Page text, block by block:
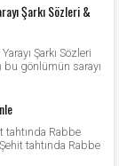
Şarkı Sözleri &
Şarkı Sözleri
gönlümün sarayı
tahtında Rabbe
tahtında Rabbe